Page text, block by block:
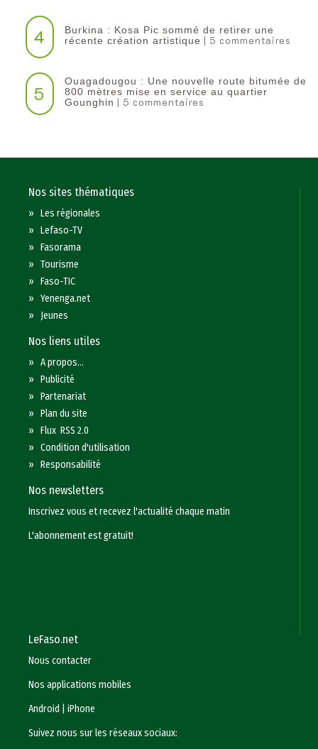
4
Burkina : Kosa Pic sommé de retirer une
récente création artistique | 5 commentaires
5
Ouagadougou : Une nouvelle route bitumée de
800 mètres mise en service au quartier
Gounghin | 5 commentaires
Nos sites thématiques
»Les régionales
»Lefaso-TV
»Fasorama
»Tourisme
»Faso-TIC
»Yenenga.net
» Jeunes
Nos liens utiles
»A propos...
»Publicité
»Partenariat
»Plan du site
»Flux RSS 2.0
»Condition d'utilisation
»Responsabilité
Nos newsletters
Inscrivez vous et recevez l'actualité chaque matin
L'abonnement est gratuit!
LeFaso.net
Nous contacter
Nos applications mobiles
Android
|iPhone
Suivez nous sur les réseaux sociaux: